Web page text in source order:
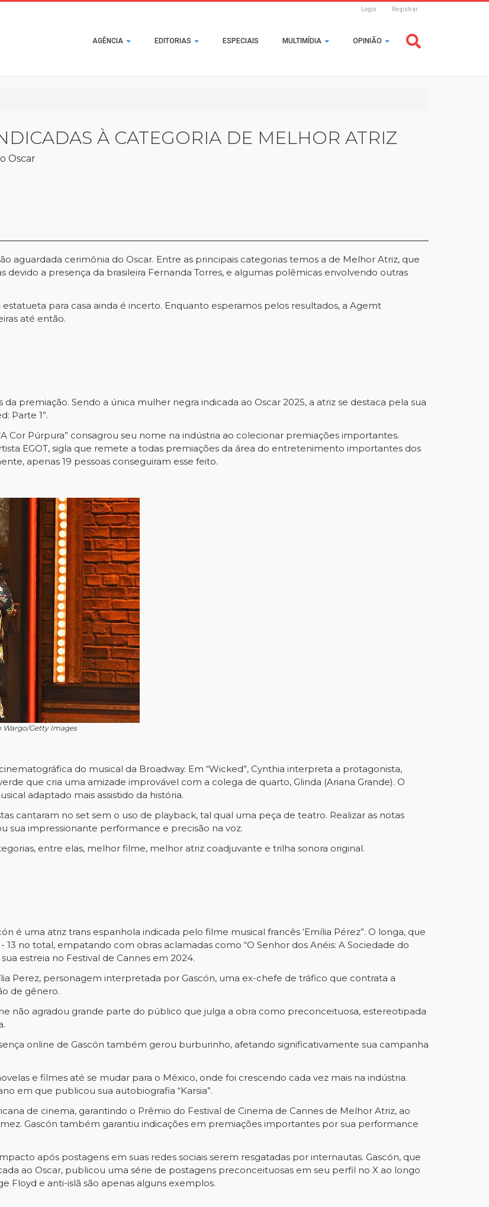
Login Registrar
Main
navigation
AGÊNCIA EDITORIAS ESPECIAIS MULTIMÍDIA OPINIÃO
À CATEGORIA DE MELHOR ATRIZ
Oscar
aguardada cerimônia do Oscar. Entre as principais categorias temos a de Melhor Atriz, que
a presença da brasileira Fernanda Torres, e algumas polêmicas envolvendo outras
para casa ainda é incerto. Enquanto esperamos pelos resultados, a Agemt
até então.
premiação. Sendo a única mulher negra indicada ao Oscar 2025, a atriz se destaca pela sua
Parte 1”.
Cor Púrpura” consagrou seu nome na indústria ao colecionar premiações importantes.
EGOT, sigla que remete a todas premiações da área do entretenimento importantes dos
apenas 19 pessoas conseguiram esse feito.
Wargo/Getty Images
do musical da Broadway. Em “Wicked”, Cynthia interpreta a protagonista,
que cria uma amizade improvável com a colega de quarto, Glinda (Ariana Grande). O
adaptado mais assistido da história.
cantaram no set sem o uso de playback, tal qual uma peça de teatro. Realizar as notas
sua impressionante performance e precisão na voz.
entre elas, melhor filme, melhor atriz coadjuvante e trilha sonora original.
é uma atriz trans espanhola indicada pelo filme musical francês ‘Emília Pérez”. O longa, que
no total, empatando com obras aclamadas como “O Senhor dos Anéis: A Sociedade do
estreia no Festival de Cannes em 2024.
Perez, personagem interpretada por Gascón, uma ex-chefe de tráfico que contrata a
de gênero.
não agradou grande parte do público que julga a obra como preconceituosa, estereotipada
online de Gascón também gerou burburinho, afetando significativamente sua campanha
e filmes até se mudar para o México, onde foi crescendo cada vez mais na indústria.
em que publicou sua autobiografia “Karsia”.
de cinema, garantindo o Prêmio do Festival de Cinema de Cannes de Melhor Atriz, ao
Gascón também garantiu indicações em premiações importantes por sua performance
após postagens em suas redes sociais serem resgatadas por internautas. Gascón, que
ao Oscar, publicou uma série de postagens preconceituosas em seu perfil no X ao longo
Floyd e anti-islã são apenas alguns exemplos.